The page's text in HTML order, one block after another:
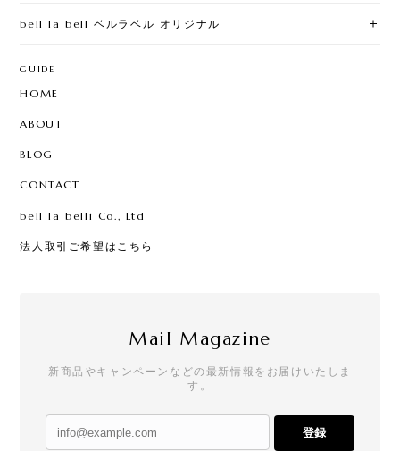
bell la bell ベルラベル オリジナル
GUIDE
HOME
ABOUT
BLOG
CONTACT
bell la belli Co., Ltd
法人取引ご希望はこちら
Mail Magazine
新商品やキャンペーンなどの最新情報をお届けいたしま
す。
登録